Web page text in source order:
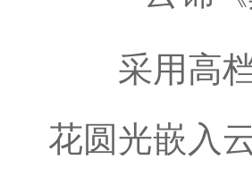
采用高档
花圆光嵌入